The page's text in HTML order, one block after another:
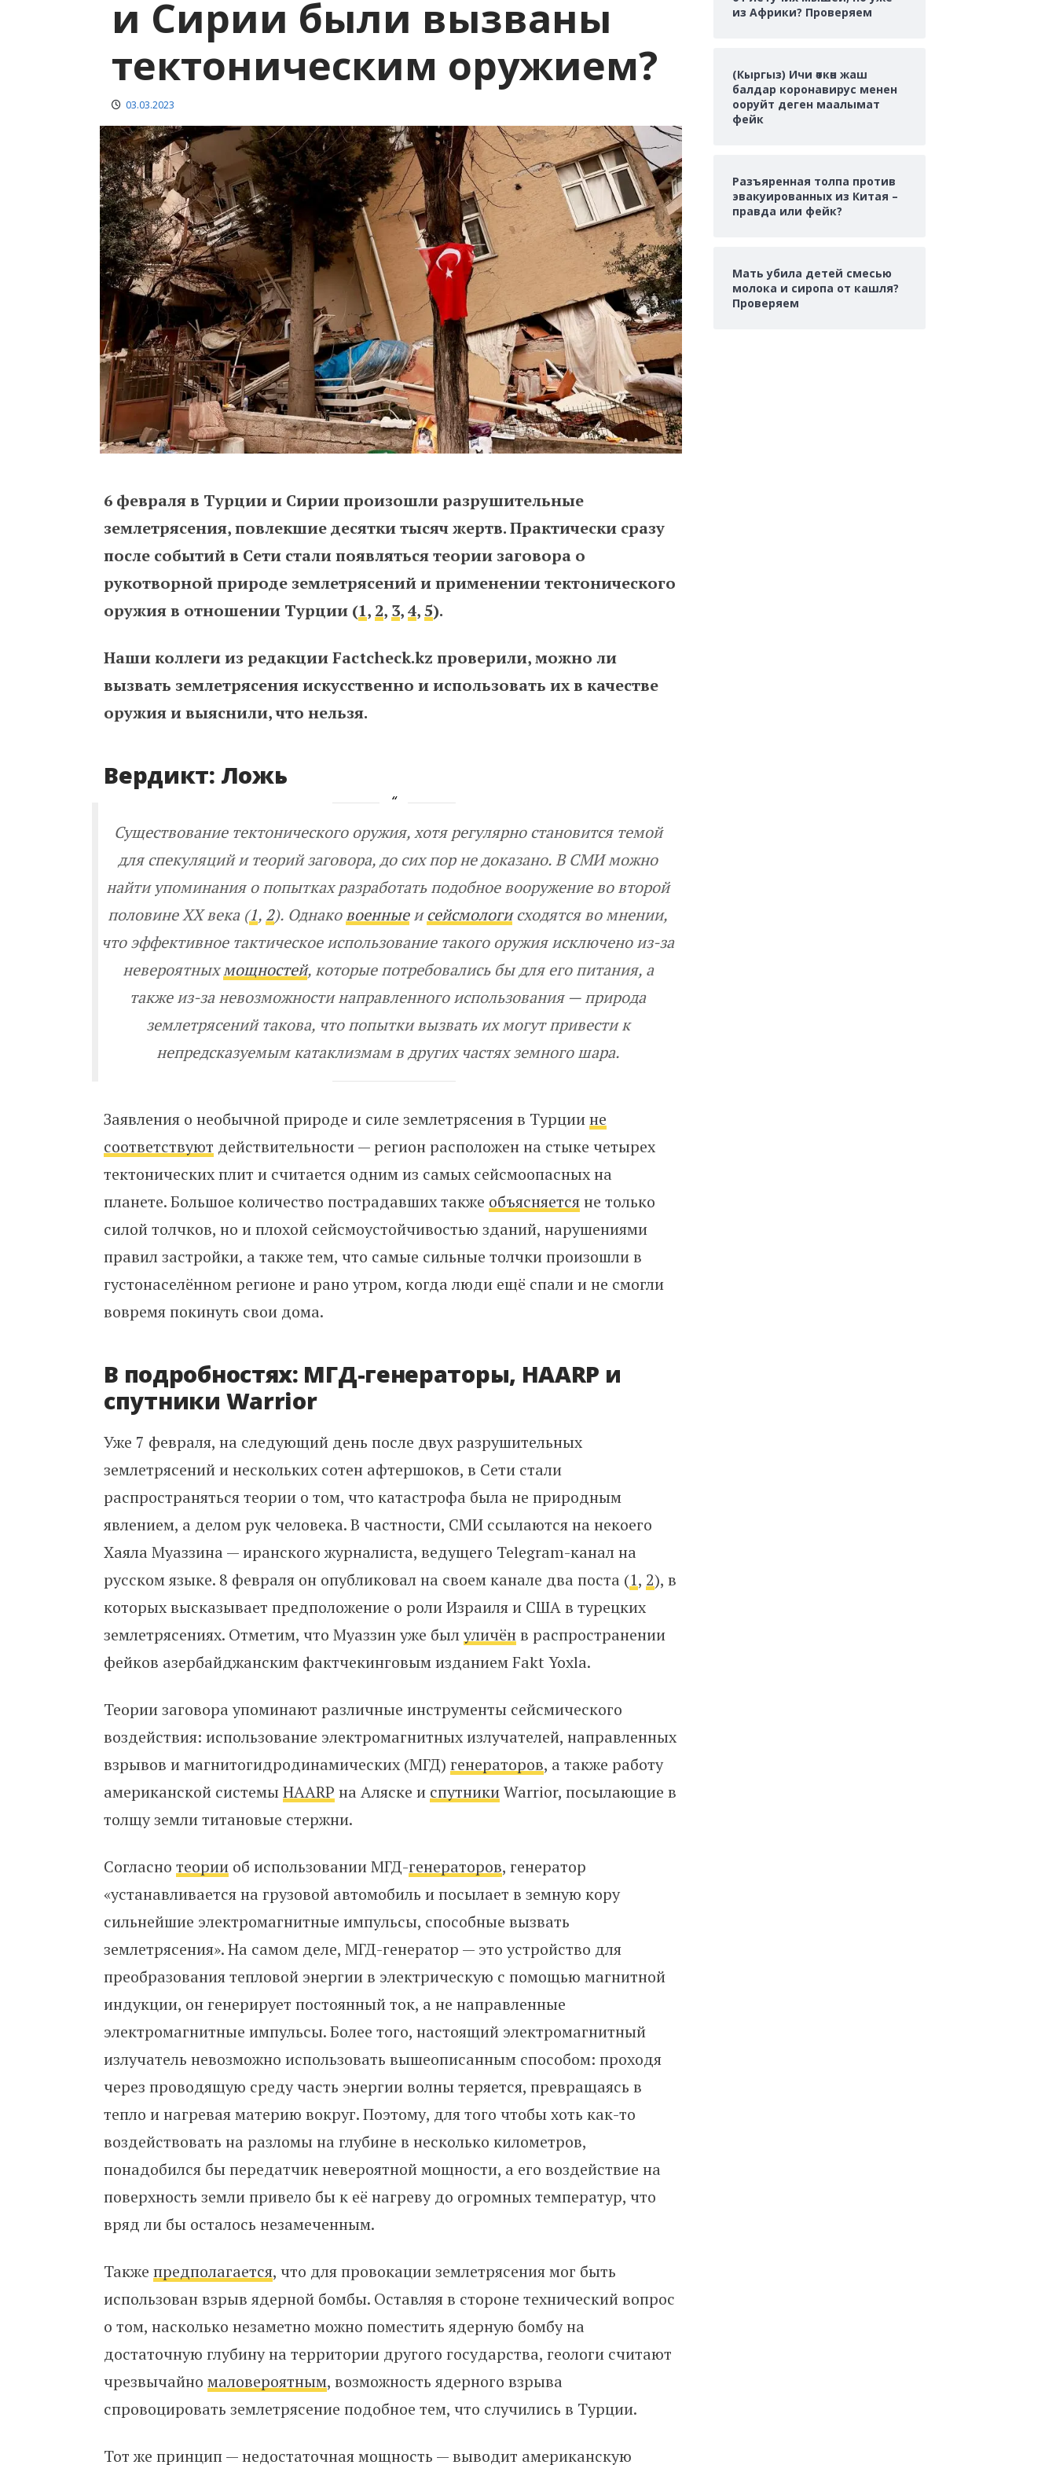
и Сирии были вызваны
тектоническим оружием?
03.03.2023
6 февраля в Турции и Сирии произошли разрушительные
землетрясения, повлекшие десятки тысяч жертв. Практически сразу
после событий в Сети стали появляться теории заговора о
рукотворной природе землетрясений и применении тектонического
оружия в отношении Турции (1, 2, 3,4,5).
Наши коллеги из редакции Factcheck.kz проверили, можно ли
вызвать землетрясения искусственно и использовать их в качестве
оружия и выяснили, что нельзя.
Вердикт: Ложь
Существование тектонического оружия, хотя регулярно становится темой
для спекуляций и теорий заговора, до сих пор не доказано. В СМИ можно
найти упоминания о попытках разработать подобное вооружение во второй
половине ХХ века (1, 2). Однаковоенныеисейсмологисходятся во мнении,
что эффективное тактическое использование такого оружия исключено из-за
невероятныхмощностей, которые потребовались бы для его питания, а
также из-за невозможности направленного использования — природа
землетрясений такова, что попытки вызвать их могут привести к
непредсказуемым катаклизмам в других частях земного шара.
Заявления о необычной природе и силе землетрясения в Турциине
соответствуют действительности — регион расположен на стыке четырех
тектонических плит и считается одним из самых сейсмоопасных на
планете. Большое количество пострадавших также объясняетсяне только
силой толчков, но и плохой сейсмоустойчивостью зданий, нарушениями
правил застройки, а также тем, что самые сильные толчки произошли в
густонаселённом регионе и рано утром, когда люди ещё спали и не смогли
вовремя покинуть свои дома.
В подробностях: МГД-генераторы, HAARP и
спутники Warrior
Уже 7 февраля, на следующий день после двух разрушительных
землетрясений и нескольких сотен афтершоков, в Сети стали
распространяться теории о том, что катастрофа была не природным
явлением, а делом рук человека. В частности, СМИ ссылаются на некоего
Хаяла Муаззина — иранского журналиста, ведущего Telegram-канал на
русском языке. 8 февраля он опубликовал на своем канале два поста (1, 2), в
которых высказывает предположение о роли Израиля и США в турецких
землетрясениях. Отметим, что Муаззин уже былуличёнв распространении
фейков азербайджанским фактчекинговым изданием Fakt Yoxla.
Теории заговора упоминают различные инструменты сейсмического
воздействия: использование электромагнитных излучателей, направленных
взрывов и магнитогидродинамических (МГД)генераторов, а также работу
американской системыHAARP на Аляске и спутникиWarrior, посылающие в
толщу земли титановые стержни.
Согласнотеории об использовании МГД-генераторов, генератор
«устанавливается на грузовой автомобиль и посылает в земную кору
сильнейшие электромагнитные импульсы, способные вызвать
землетрясения». На самом деле, МГД-генератор — это устройство для
преобразования тепловой энергии в электрическую с помощью магнитной
индукции, он генерирует постоянный ток, а не направленные
электромагнитные импульсы. Более того, настоящий электромагнитный
излучатель невозможно использовать вышеописанным способом: проходя
через проводящую среду часть энергии волны теряется, превращаясь в
тепло и нагревая материю вокруг. Поэтому, для того чтобы хоть как-то
воздействовать на разломы на глубине в несколько километров,
понадобился бы передатчик невероятной мощности, а его воздействие на
поверхность земли привело бы к её нагреву до огромных температур, что
вряд ли бы осталось незамеченным.
Такжепредполагается, что для провокации землетрясения мог быть
использован взрыв ядерной бомбы. Оставляя в стороне технический вопрос
о том, насколько незаметно можно поместить ядерную бомбу на
достаточную глубину на территории другого государства, геологи считают
чрезвычайномаловероятным, возможность ядерного взрыва
спровоцировать землетрясение подобное тем, что случились в Турции.
Тот же принцип — недостаточная мощность — выводит американскую
из Африки? Проверяем
(Кыргыз) Ичи өткөн жаш
балдар коронавирус менен
ооруйт деген маалымат
фейк
Разъяренная толпа против
эвакуированных из Китая –
правда или фейк?
Мать убила детей смесью
молока и сиропа от кашля?
Проверяем